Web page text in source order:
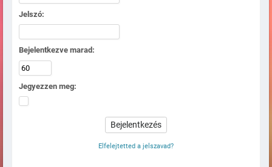
Jelszó:
Bejelentkezve marad:
Jegyezzen meg:
Elfelejtetted a jelszavad?